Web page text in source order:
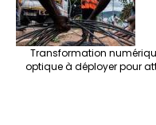
Transformation
optique à déployer pour